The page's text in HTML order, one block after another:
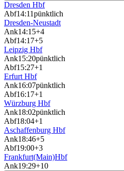
Dresden Hbf
Abf14:11pünktlich
Dresden-Neustadt
Ank14:15+4
Abf14:17+5
Leipzig Hbf
Ank15:20pünktlich
Abf15:27+1
Erfurt Hbf
Ank16:07pünktlich
Abf16:17+1
Würzburg Hbf
Ank18:02pünktlich
Abf18:04+1
Aschaffenburg Hbf
Ank18:46+5
Abf19:00+3
Frankfurt(Main)Hbf
Ank19:29+10